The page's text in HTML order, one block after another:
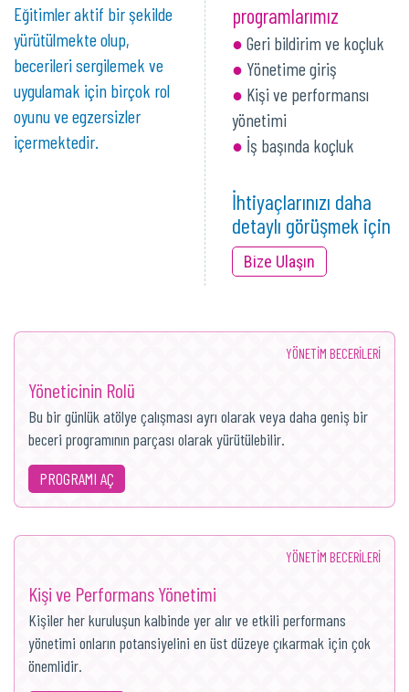
Eğitimler aktif bir şekilde
yürütülmekte olup,
becerileri sergilemek ve
uygulamak için birçok rol
oyunu ve egzersizler
içermektedir.
programlarımız
Geri bildirim ve koçluk
Yönetime giriş
Kişi ve performansı
yönetimi
İş başında koçluk
İhtiyaçlarınızı daha
detaylı görüşmek için
Bize Ulaşın
YÖNETIM BECERILERI
Yöneticinin Rolü
Bu bir günlük atölye çalışması ayrı olarak veya daha geniş bir
beceri programının parçası olarak yürütülebilir.
PROGRAMI AÇ
YÖNETIM BECERILERI
Kişi ve Performans Yönetimi
Kişiler her kuruluşun kalbinde yer alır ve etkili performans
yönetimi onların potansiyelini en üst düzeye çıkarmak için çok
önemlidir.